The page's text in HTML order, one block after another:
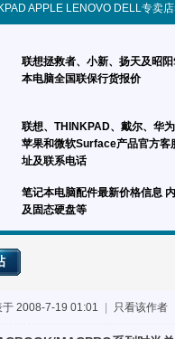
APPLE LENOVO DELL专卖店
联想拯救者、小新、扬天及昭阳
本电脑全国联保行货报价
联想、THINKPAD、戴尔、华
苹果和微软Surface产品官方客
址及联系电话
笔记本电脑配件最新价格信息
及固态硬盘等
于 2008-7-19 01:01 只看该作者